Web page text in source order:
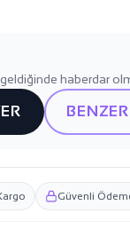
haberdar
Güvenli